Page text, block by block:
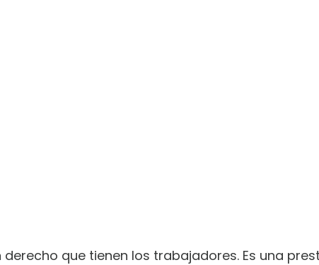
que tienen los trabajadores. Es una